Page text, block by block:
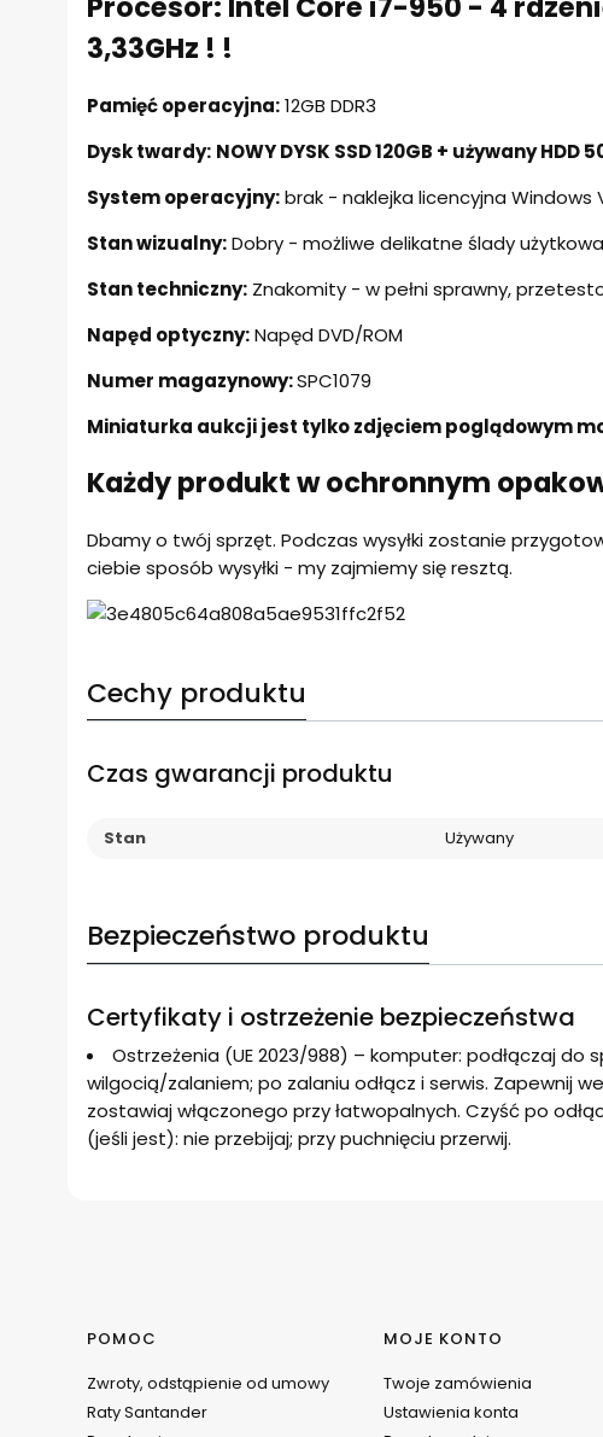
3,33GHz ! !
Pamięć operacyjna:12GB DDR3
Dysk twardy: NOWY DYSK SSD 120GB + używany HDD
System operacyjny:brak - naklejka licencyjna Windows
Stan wizualny:Dobry - możliwe delikatne ślady
Stan techniczny: Znakomity - w pełni sprawny,
Napęd optyczny:Napęd DVD/ROM
Numer magazynowy:SPC1079
Miniaturka aukcji jest tylko zdjęciem poglądowym
Każdy produkt w ochronnym
Dbamy o twój sprzęt. Podczas wysyłki zostanie
ciebie sposób wysyłki - my zajmiemy się resztą.
Cechy produktu
Czas gwarancji produktu
Stan Używany
Bezpieczeństwo produktu
Certyfikaty i ostrzeżenie bezpieczeństwa
Ostrzeżenia (UE 2023/988) – komputer: podłączaj
wilgocią/zalaniem; po zalaniu odłącz i serwis. Zapewnij
zostawiaj włączonego przy łatwopalnych. Czyść po
(jeśli jest): nie przebijaj; przy puchnięciu przerwij.
Linki w stopce
POMOC
Zwroty, odstąpienie od umowy
Raty Santander
MOJE KONTO
Twoje zamówienia
Ustawienia konta